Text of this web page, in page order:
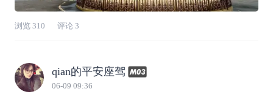
浏览 310 评论 3
qian的平安座驾
06-09 09:36